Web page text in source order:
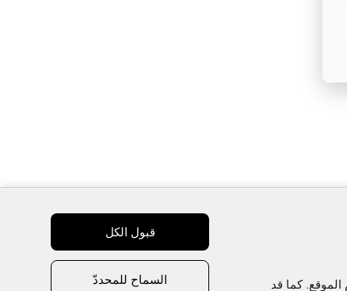
قبول الكل
السماح للمحددّ